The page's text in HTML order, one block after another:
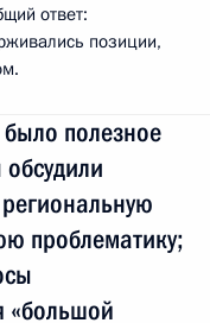
ответ:
позиции,
полезное
проблематику;
«большой